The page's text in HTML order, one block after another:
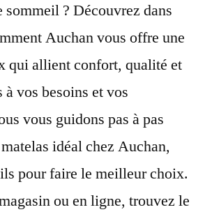
chez
Auchan
sommeil ? Découvrez dans
Auchan vous offre une
qui allient confort, qualité et
à vos besoins et vos
vous guidons pas à pas
idéal chez Auchan,
pour faire le meilleur choix.
ou en ligne, trouvez le